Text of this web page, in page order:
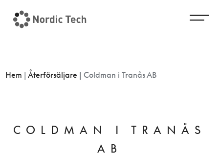
Hem |Återförsäljare |Coldman i Tranås AB
COLDMAN I TRANÅS
AB